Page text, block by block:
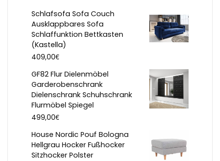
Schlafsofa Sofa Couch
Ausklappbares Sofa
Schlaffunktion Bettkasten
(Kastella)
409,00€
GF82 Flur Dielenmöbel
Garderobenschrank
Dielenschrank Schuhschrank
Flurmöbel Spiegel
499,00€
House Nordic Pouf Bologna
Hellgrau Hocker Fußhocker
Sitzhocker Polster